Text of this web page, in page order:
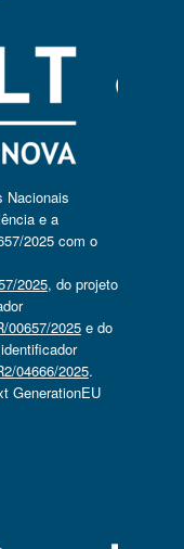
Nacionais
e a
2025 com o
2025, do projeto
00657/2025e do
04666/2025.
GenerationEU